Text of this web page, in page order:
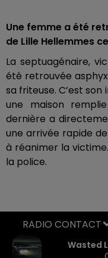
Une femme a été
de Lille Hellemmes
La septuagénaire,
été retrouvée
sa friteuse. C’est
une maison
dernière a
une arrivée rapide
à réanimer la
la police.
Wasted